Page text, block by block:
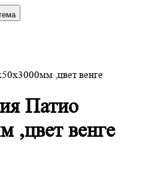
,цвет венге
Патио
,цвет венге